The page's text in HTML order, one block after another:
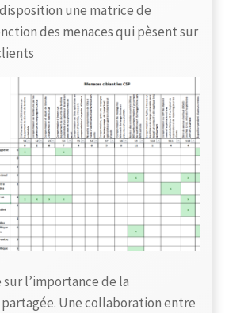
disposition une matrice de
des menaces qui pèsent sur
sur l’importance de la
Une collaboration entre